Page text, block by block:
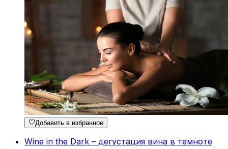
Добавить в избранное
Wine in the Dark – дегустация вина в темноте